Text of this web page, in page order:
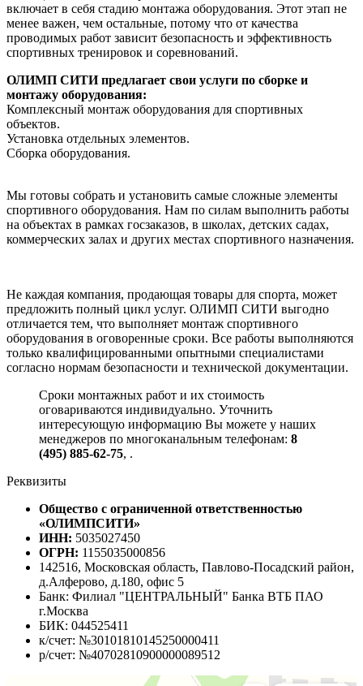
включает в себя стадию монтажа оборудования. Этот этап не
менее важен, чем остальные, потому что от качества
проводимых работ зависит безопасность и эффективность
спортивных тренировок и соревнований.
ОЛИМП СИТИ предлагает свои услуги по сборке и
монтажу оборудования:
Комплексный монтаж оборудования для спортивных
объектов.
Установка отдельных элементов.
Сборка оборудования.
Мы готовы собрать и установить самые сложные элементы
спортивного оборудования. Нам по силам выполнить работы
на объектах в рамках госзаказов, в школах, детских садах,
коммерческих залах и других местах спортивного назначения.
Не каждая компания, продающая товары для спорта, может
предложить полный цикл услуг. ОЛИМП СИТИ выгодно
отличается тем, что выполняет монтаж спортивного
оборудования в оговоренные сроки. Все работы выполняются
только квалифицированными опытными специалистами
согласно нормам безопасности и технической документации.
Сроки монтажных работ и их стоимость
оговариваются индивидуально. Уточнить
интересующую информацию Вы можете у наших
менеджеров по многоканальным телефонам: 8
(495) 885-62-75, .
Реквизиты
Общество с ограниченной ответственностью
«ОЛИМПСИТИ»
ИНН: 5035027450
ОГРН: 1155035000856
142516, Московская область, Павлово-Посадский район,
д.Алферово, д.180, офис 5
Банк: Филиал "ЦЕНТРАЛЬНЫЙ" Банка ВТБ ПАО
г.Москва
БИК: 044525411
к/счет: №30101810145250000411
р/счет: №40702810900000089512